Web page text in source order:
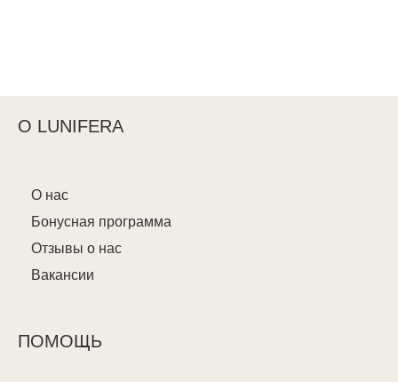
О LUNIFERA
О нас
Бонусная программа
Отзывы о нас
Вакансии
ПОМОЩЬ